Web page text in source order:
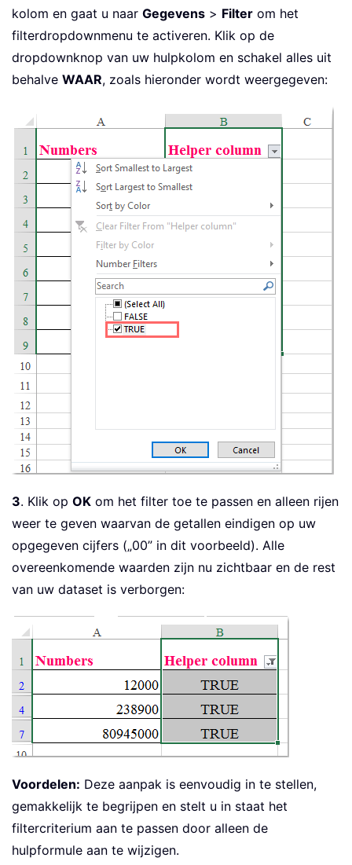
kolom en gaat u naar Gegevens > Filter om het
filterdropdownmenu te activeren. Klik op de
dropdownknop van uw hulpkolom en schakel alles uit
behalve WAAR, zoals hieronder wordt weergegeven:
3. Klik op OK om het filter toe te passen en alleen rijen
weer te geven waarvan de getallen eindigen op uw
opgegeven cijfers („00” in dit voorbeeld). Alle
overeenkomende waarden zijn nu zichtbaar en de rest
van uw dataset is verborgen:
Voordelen: Deze aanpak is eenvoudig in te stellen,
gemakkelijk te begrijpen en stelt u in staat het
filtercriterium aan te passen door alleen de
hulpformule aan te wijzigen.